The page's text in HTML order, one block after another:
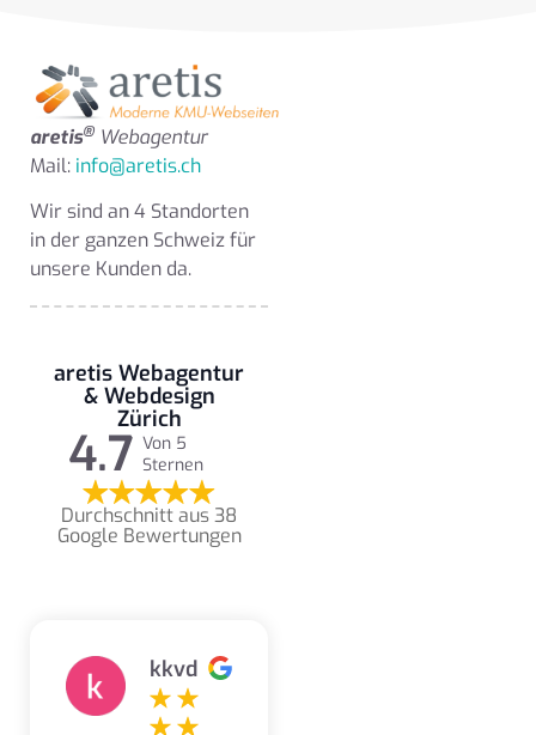
aretis® Webagentur
Mail: info@aretis.ch
Wir sind an 4 Standorten
in der ganzen Schweiz für
unsere Kunden da.
aretis Webagentur
& Webdesign
Zürich
4.7 Von 5
Sternen
Durchschnitt aus 38
Google Bewertungen
kkvd